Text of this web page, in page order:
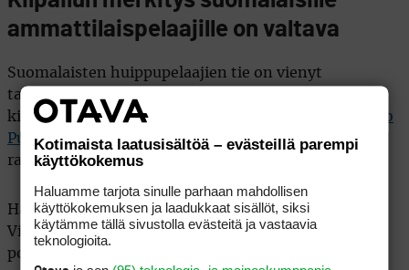
ammattilaispelaajille on valtava
Suomalaisten huippupelaajien tie on vienyt
tavallisesti HotelPlanner Tourin kautta kohti
kirkkaampia valoja. Esimerkiksi
Tapio
Pulkkanenja Oliver Lindell ovat kaikki kulkeneet
raastavan matkan haastajakiertueelta eteenpäin.
Hautala muistaa kolmikon edesottamukset
Vierumäellä kuin eilisen päivän. Lindell oli tästä
porukasta lahjakkain kaikista varhain.
Kotimaista laatusisältöä – evästeillä parempi
käyttökokemus
Haluamme tarjota sinulle parhaan mahdollisen
käyttökokemuksen ja laadukkaat sisällöt, siksi
käytämme tällä sivustolla evästeitä ja vastaavia
teknologioita.